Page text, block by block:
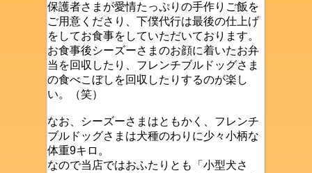
保護者さまが愛情たっぷりの手作りご飯を
ご用意くださり、下僕代行は最後の仕上げ
をしてお食事をしていただいております。
お食事後シーズーさまのお顔に着いたお弁
当を回収したり、フレンチブルドッグさま
の食べこぼしを回収したりするのが楽し
い。（笑）
なお、シーズーさまはともかく、フレンチ
ブルドッグさまは犬種のわりに少々小柄な
体重9キロ。
なので当店ではおふたりとも「小型犬さ